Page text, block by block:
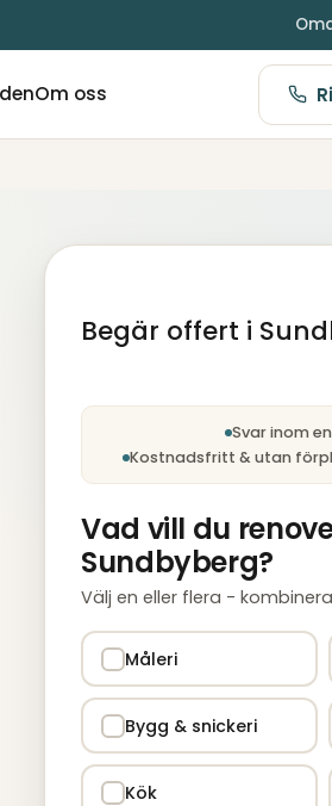
Om oss
Begär offert i
Steg 1 av 5: TjänstSvar inom
Kostnadsfritt & utan
Vad vill du
Sundbyberg?
Välj en eller flera -
Måleri
Bygg & snickeri
Kök